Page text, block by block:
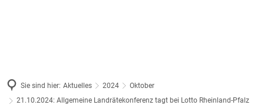
Sie sind hier: Aktuelles 2024
Oktober
21.10.2024: Allgemeine Landrätekonferenz tagt bei Lotto Rheinland-Pfalz